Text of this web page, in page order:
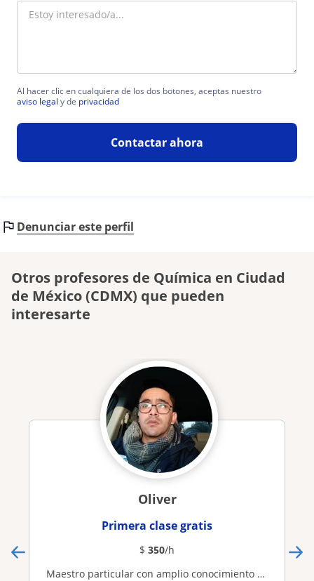
Al hacer clic en cualquiera de los dos botones, aceptas nuestro
aviso legal y de privacidad
Contactar ahora
Denunciar este perfil
Otros profesores de Química en Ciudad
de México (CDMX) que pueden
interesarte
Oliver
Primera clase gratis
$ 350/h
Maestro particular con amplio conocimiento de la química aplicada